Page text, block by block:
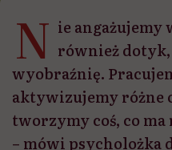
N ie angażujemy
również
wyobraźnię.
aktywizujemy różne
tworzymy coś, co
– mówi psycholożka